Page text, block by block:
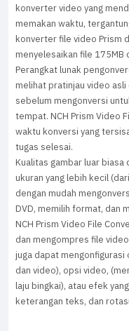
konverter video yang
memakan waktu,
konverter file video Prism
menyelesaikan file 175MB
Perangkat lunak
melihat pratinjau video
sebelum mengonversi
tempat. NCH Prism Video
waktu konversi yang
tugas selesai.
Kualitas gambar luar biasa
ukuran yang lebih kecil
dengan mudah
DVD, memilih format, dan
NCH Prism Video File
dan mengompres file
juga dapat
dan video), opsi video,
laju bingkai), atau efek
keterangan teks, dan